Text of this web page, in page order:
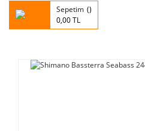
Sepetim
0,00 TL